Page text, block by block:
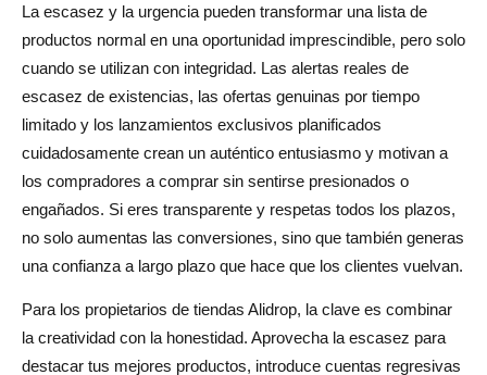
La escasez y la urgencia pueden transformar una lista de
productos normal en una oportunidad imprescindible, pero solo
cuando se utilizan con integridad. Las alertas reales de
escasez de existencias, las ofertas genuinas por tiempo
limitado y los lanzamientos exclusivos planificados
cuidadosamente crean un auténtico entusiasmo y motivan a
los compradores a comprar sin sentirse presionados o
engañados. Si eres transparente y respetas todos los plazos,
no solo aumentas las conversiones, sino que también generas
una confianza a largo plazo que hace que los clientes vuelvan.
Para los propietarios de tiendas Alidrop, la clave es combinar
la creatividad con la honestidad. Aprovecha la escasez para
destacar tus mejores productos, introduce cuentas regresivas